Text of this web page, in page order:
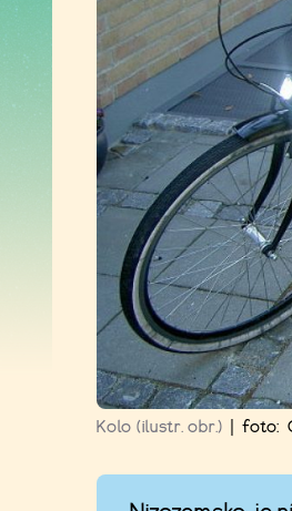
Kolo (ilustr. obr.) foto: